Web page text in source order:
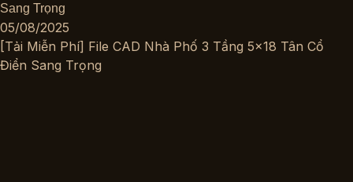
Sang Trọng
05/08/2025
[Tải Miễn Phí] File CAD Nhà Phố 3 Tầng 5×18 Tân Cổ
Điển Sang Trọng